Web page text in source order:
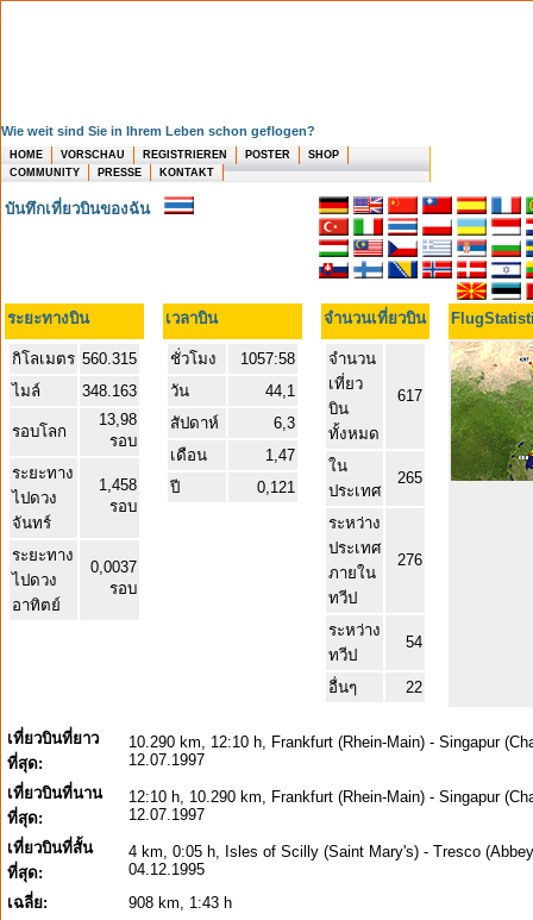
Wie weit sind Sie in Ihrem Leben schon geflogen?
HOME VORSCHAU REGISTRIEREN POSTER
SHOP
COMMUNITY
PRESSE KONTAKT
บันทึกเที่ยวบินของฉัน
ระยะทางบิน เวลาบิน จำนวนเที่ยวบิน
กิโลเมตร 560.315
ไมล์
348.163
รอบโลก
13,98
รอบ
ระยะทาง
ไปดวง
จันทร์
1,458
รอบ
ระยะทาง
ไปดวง
อาทิตย์
0,0037
รอบ
ชั่วโมง
1057:58
วัน
44,1
สัปดาห์
6,3
เดือน
1,47
ปี
0,121
จำนวน
เที่ยว
บิน
ทั้งหมด
617
ใน
ประเทศ
265
ระหว่าง
ประเทศ
ภายใน
ทวีป
276
ระหว่าง
ทวีป
54
อื่นๆ 22
เที่ยวบินที่ยาว
ที่สุด:
10.290 km, 12:10 h, Frankfurt (Rhein-Main) - Singapur
12.07.1997
เที่ยวบินที่นาน
ที่สุด:
12:10 h, 10.290 km, Frankfurt (Rhein-Main) - Singapur
12.07.1997
เที่ยวบินที่สั้น
ที่สุด:
4 km, 0:05 h, Isles of Scilly (Saint Mary's) - Tresco
04.12.1995
เฉลี่ย:
908 km, 1:43 h